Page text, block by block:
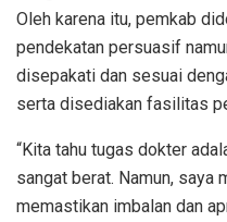
Oleh karena itu, pemkab
pendekatan persuasif
disepakati dan sesuai
serta disediakan fasilitas
“Kita tahu tugas dokter
sangat berat. Namun, saya
memastikan imbalan dan